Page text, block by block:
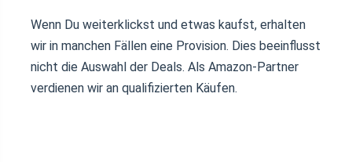
Wenn Du weiterklickst und etwas kaufst, erhalten
wir in manchen Fällen eine Provision. Dies beeinflusst
nicht die Auswahl der Deals. Als Amazon-Partner
verdienen wir an qualifizierten Käufen.